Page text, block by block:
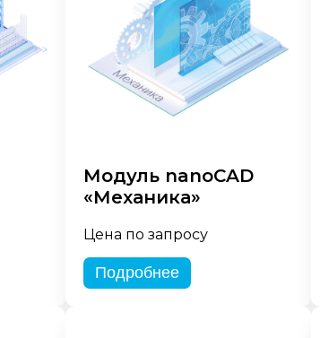
Модуль nanoCAD
«Механика»
Цена по запросу
Подробнее